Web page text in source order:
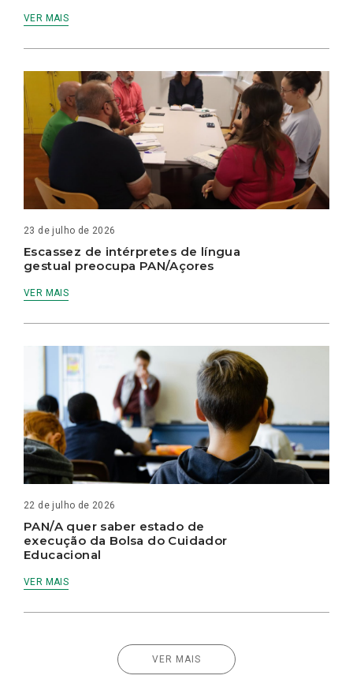
VER MAIS
23 de julho de 2026
Escassez de intérpretes de língua
gestual preocupa PAN/Açores
VER MAIS
22 de julho de 2026
PAN/A quer saber estado de
execução da Bolsa do Cuidador
Educacional
VER MAIS
VER MAIS